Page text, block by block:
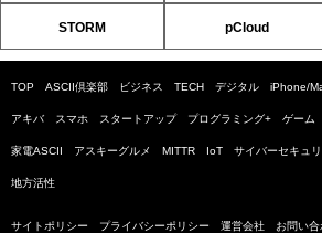
STORM pCloud
TOP ASCII倶楽部 ビジネス TECH デジタル iPhone/
アキバ スマホ スタートアップ プログラミング+ ゲーム
家電ASCII アスキーグルメ MITTR IoT サイバーセキュ
地方活性
サイトポリシー プライバシーポリシー 運営会社 お問い